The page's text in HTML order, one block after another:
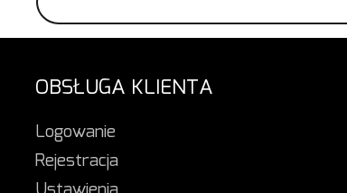
OBSŁUGA KLIENTA
Logowanie
Rejestracja